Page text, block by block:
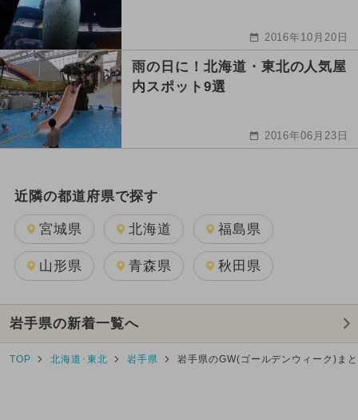
2016年10月20日
雨の日に！北海道・東北の人気屋
内スポット9選
2016年06月23日
近隣の都道府県で探す
宮城県 北海道 福島県
山形県 青森県 秋田県
岩手県の新着一覧へ
TOP 北海道･東北 岩手県 岩手県のGW(ゴールデンウィーク)ま